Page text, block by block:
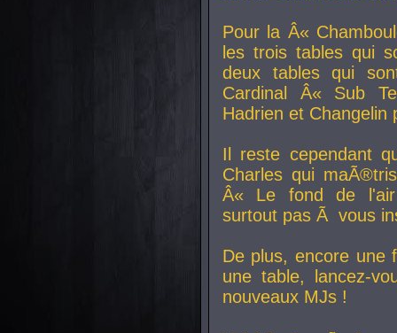
Pour la Â«
les trois tables qui
deux tables qui
Cardinal
Â« Sub
Hadrien et Changelin
Il reste cependant
Charles qui
Â« Le fond de
surtout pas Ã vous
De plus, encore une
une table, lancez-
nouveaux MJs !